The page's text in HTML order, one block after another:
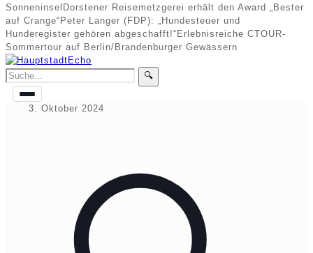
Sonneninsel Dorstener Reisemetzgerei erhält den Award „Bester
auf Crange“ Peter Langer (FDP): „Hundesteuer und
Hunderegister gehören abgeschafft!“ Erlebnisreiche CTOUR-
Sommertour auf Berlin/Brandenburger Gewässern
🔍
3. Oktober 2024